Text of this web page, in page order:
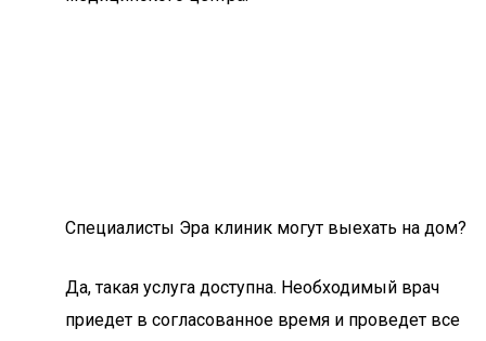
Специалисты Эра клиник могут выехать на дом?
Да, такая услуга доступна. Необходимый врач
приедет в согласованное время и проведет все